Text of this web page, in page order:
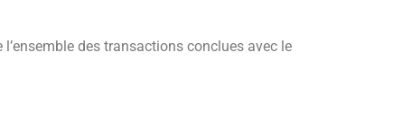
des transactions conclues avec le